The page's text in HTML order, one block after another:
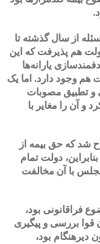
از سال گذشته تا
هم پذیرفت که این
یارانه‌ها
هم وجود دارد. اما یک
و تطبیق مصوبات
آن را مغایر با
شد که حق بیمه از
دولت تمام
با آن مخالفت
فراقانونی بود،
قوا بررسی و پیگیری
دیرهنگام بود،